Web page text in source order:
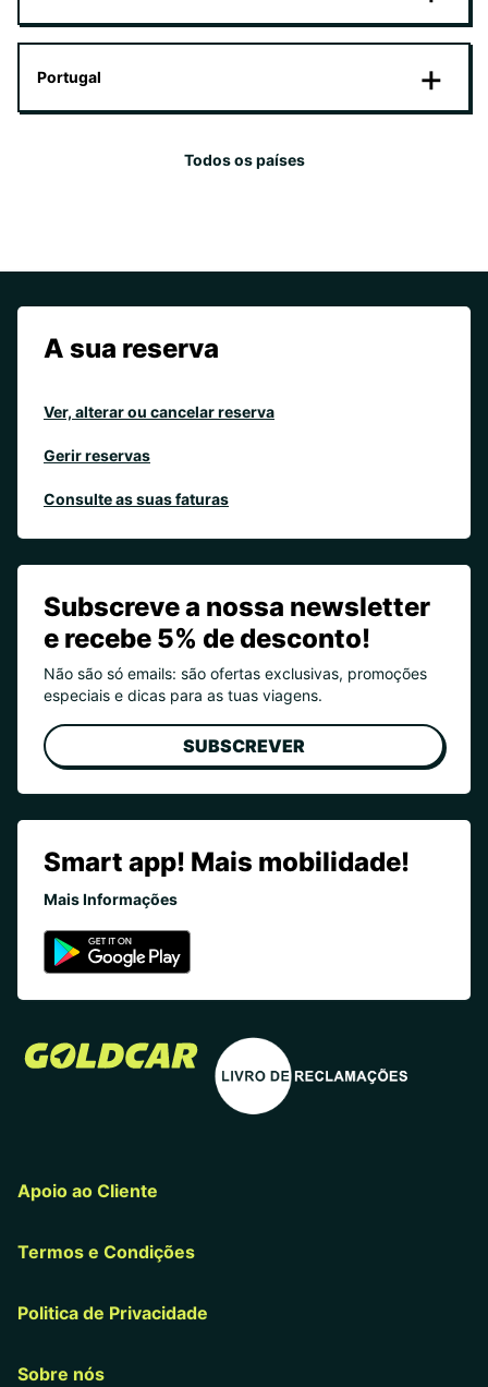
Portugal
Todos os países
A sua reserva
Ver, alterar ou cancelar reserva
Gerir reservas
Consulte as suas faturas
Subscreve a nossa newsletter
e recebe 5% de desconto!
Não são só emails: são ofertas exclusivas, promoções
especiais e dicas para as tuas viagens.
SUBSCREVER
Smart app! Mais mobilidade!
Mais Informações
Apoio ao Cliente
Termos e Condições
Politica de Privacidade
Sobre nós